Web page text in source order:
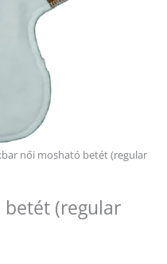
női mosható betét (regular
betét (regular